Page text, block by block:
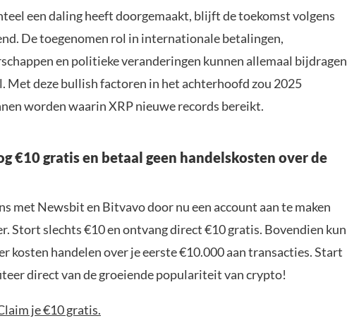
een daling heeft doorgemaakt, blijft de toekomst volgens
De toegenomen rol in internationale betalingen,
en politieke veranderingen kunnen allemaal bijdragen
Met deze bullish factoren in het achterhoofd zou 2025
worden waarin XRP nieuwe records bereikt.
€10 gratis en betaal geen handelskosten over de
met Newsbit en Bitvavo door nu een account aan te maken
Stort slechts €10 en ontvang direct €10 gratis. Bovendien kun
kosten handelen over je eerste €10.000 aan transacties. Start
direct van de groeiende populariteit van crypto!
je €10 gratis.